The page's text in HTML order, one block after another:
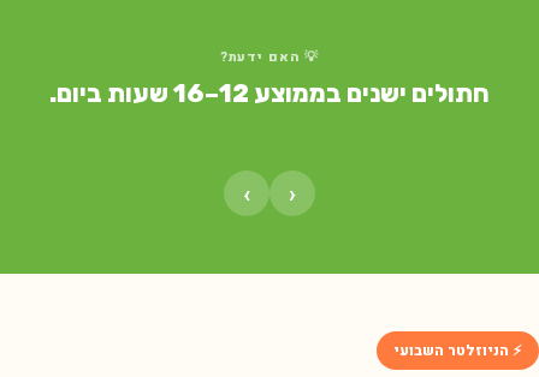
💡 האם ידעת?
חתולים ישנים בממוצע 12–16 שעות ביום.
⚡ הניוזלטר השבועי